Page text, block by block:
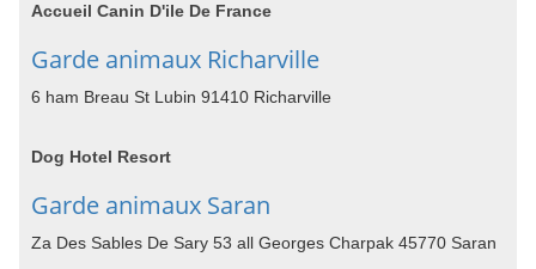
Accueil Canin D'ile De France
Garde animaux Richarville
6 ham Breau St Lubin 91410 Richarville
Dog Hotel Resort
Garde animaux Saran
Za Des Sables De Sary 53 all Georges Charpak 45770 Saran